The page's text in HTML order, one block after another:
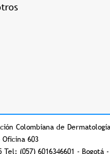
Colombiana de
Oficina 603
Tel: (057) 6016346601 - Bogotá